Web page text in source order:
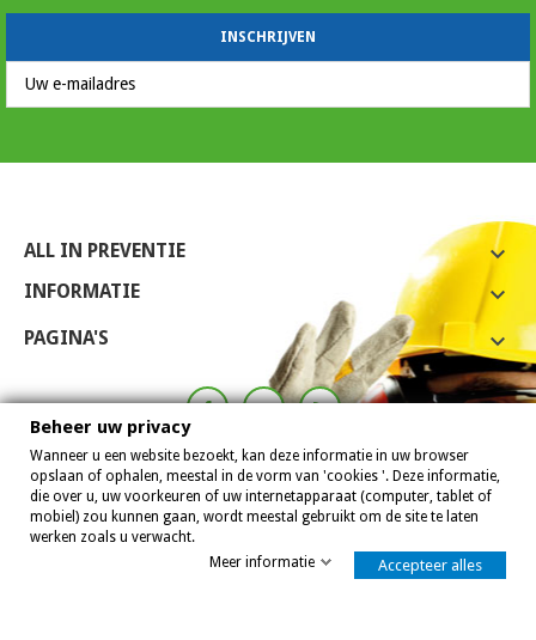
8,0
ALL IN PREVENTIE 
INFORMATIE 
PAGINA'S 
Allinpreventie 2007 - 2026
Beheer uw privacy
Wanneer u een website bezoekt, kan deze informatie in uw browser
opslaan of ophalen, meestal in de vorm van 'cookies '. Deze informatie,
die over u, uw voorkeuren of uw internetapparaat (computer, tablet of
mobiel) zou kunnen gaan, wordt meestal gebruikt om de site te laten
werken zoals u verwacht.
Meer informatie
Accepteer alles